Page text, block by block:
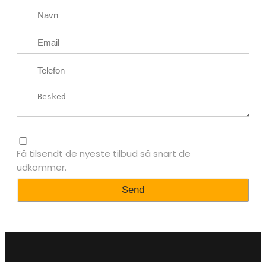
Få tilsendt de nyeste tilbud så snart de
udkommer.